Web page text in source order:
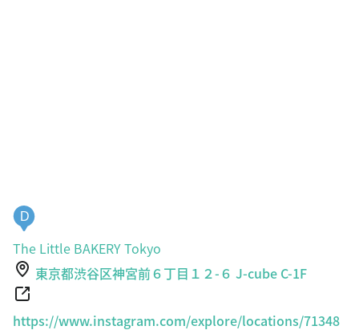
The Little BAKERY Tokyo
東京都渋谷区神宮前６丁目１２-６ J-cube C-1F
https://www.instagram.com/explore/locations/71348
7218842986